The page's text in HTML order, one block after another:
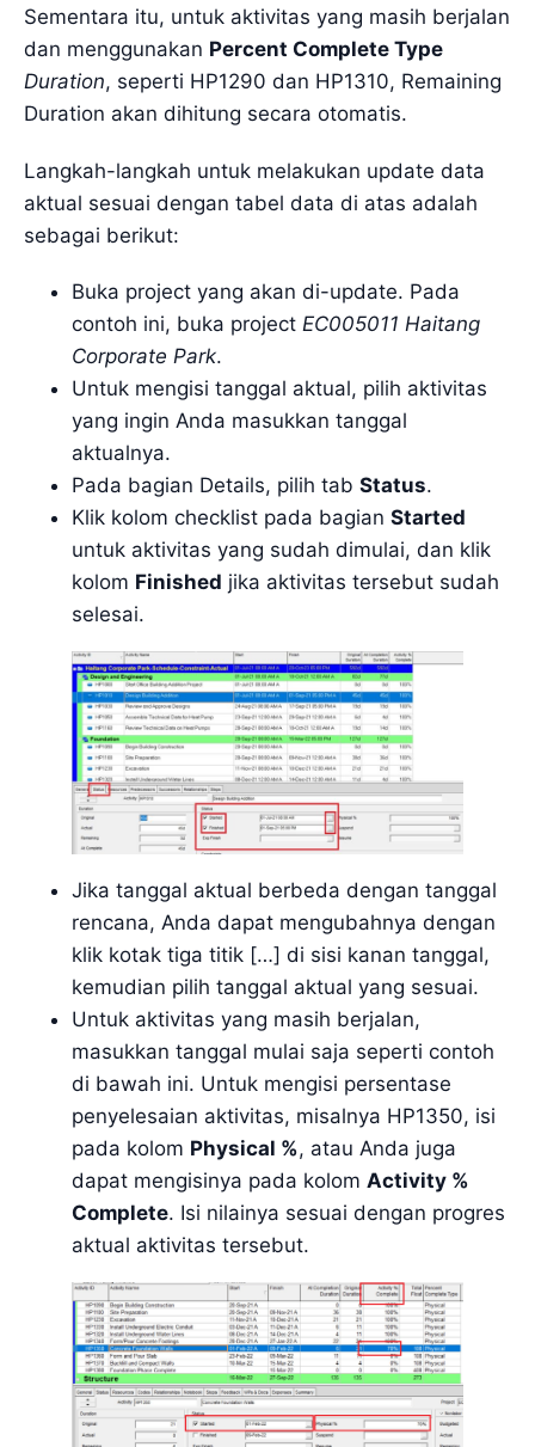
Sementara itu, untuk aktivitas yang masih berjalan
dan menggunakan Percent Complete Type
Duration, seperti HP1290 dan HP1310, Remaining
Duration akan dihitung secara otomatis.
Langkah-langkah untuk melakukan update data
aktual sesuai dengan tabel data di atas adalah
sebagai berikut:
Buka project yang akan di-update. Pada
contoh ini, buka project EC005011 Haitang
Corporate Park.
Untuk mengisi tanggal aktual, pilih aktivitas
yang ingin Anda masukkan tanggal
aktualnya.
Pada bagian Details, pilih tab Status.
Klik kolom checklist pada bagian Started
untuk aktivitas yang sudah dimulai, dan klik
kolom Finished jika aktivitas tersebut sudah
selesai.
Jika tanggal aktual berbeda dengan tanggal
rencana, Anda dapat mengubahnya dengan
klik kotak tiga titik […] di sisi kanan tanggal,
kemudian pilih tanggal aktual yang sesuai.
Untuk aktivitas yang masih berjalan,
masukkan tanggal mulai saja seperti contoh
di bawah ini. Untuk mengisi persentase
penyelesaian aktivitas, misalnya HP1350, isi
pada kolom Physical %, atau Anda juga
dapat mengisinya pada kolom Activity %
Complete. Isi nilainya sesuai dengan progres
aktual aktivitas tersebut.